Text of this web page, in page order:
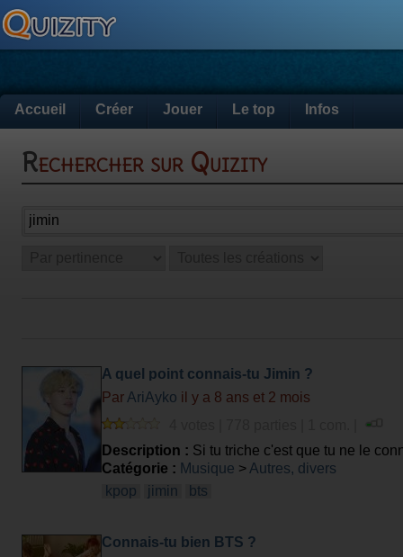
Accueil Créer Jouer Le top Infos
Rechercher sur Quizity
A quel point connais-tu Jimin ?
Par AriAyko il y a 8 ans et 2 mois
Description : Si tu triche c'est que tu ne le
Catégorie : Musique > Autres, divers
kpop
jimin bts
Connais-tu bien BTS ?